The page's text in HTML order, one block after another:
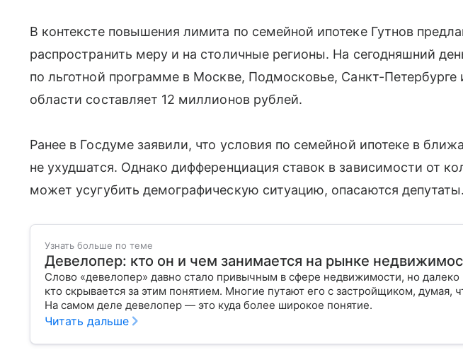
В контексте повышения лимита по семейной ипотеке Гутнов
распространить меру и на столичные регионы. На сегодняшний
по льготной программе в Москве, Подмосковье, Санкт-Петербурге
области составляет 12 миллионов рублей.
Ранее в Госдуме заявили, что условия по семейной ипотеке в
не ухудшатся. Однако дифференциация ставок в зависимости от
может усугубить демографическую ситуацию, опасаются депутаты.
Узнать больше по теме
Девелопер: кто он и чем занимается на рынке
Слово «девелопер» давно стало привычным в сфере недвижимости, но далеко
кто скрывается за этим понятием. Многие путают его с застройщиком, думая,
На самом деле девелопер — это куда более широкое понятие.
Читать дальше